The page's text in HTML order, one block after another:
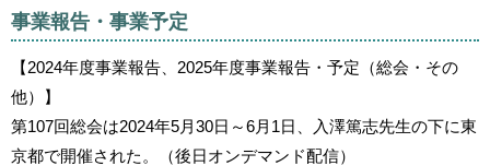
事業報告・事業予定
【2024年度事業報告、2025年度事業報告・予定（総会・その
他）】
第107回総会は2024年5月30日～6月1日、入澤篤志先生の下に東
京都で開催された。（後日オンデマンド配信）